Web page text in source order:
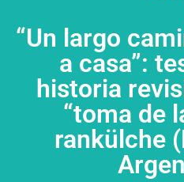
“Un largo
a casa”:
historia
“toma de
rankülche